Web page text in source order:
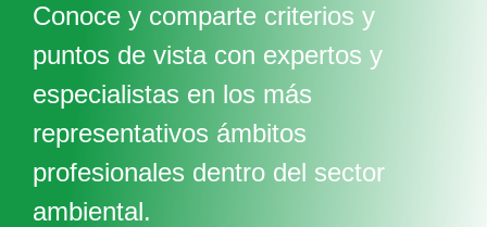
Conoce y comparte criterios y
puntos de vista con expertos y
especialistas en los más
representativos ámbitos
profesionales dentro del sector
ambiental.